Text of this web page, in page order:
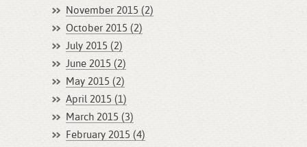
November 2015 (2)
October 2015 (2)
July 2015 (2)
June 2015 (2)
May 2015 (2)
April 2015 (1)
March 2015 (3)
February 2015 (4)